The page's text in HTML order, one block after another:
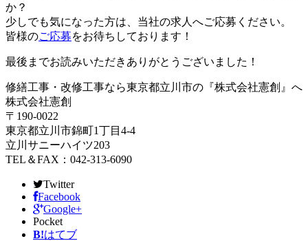
か？
少しでも気になった方は、当社の求人へご応募ください。
皆様のご応募をお待ちしております！
最後までお読みいただきありがとうございました！
修繕工事・改修工事なら東京都立川市の『株式会社憲創』へ
株式会社憲創
〒190-0022
東京都立川市錦町1丁目4-4
立川サニーハイツ203
TEL＆FAX：042-313-6090
Twitter
Facebook
Google+
Pocket
B!はてブ